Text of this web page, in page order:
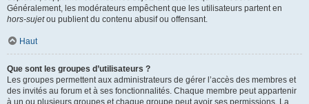
Généralement, les modérateurs empêchent que les utilisateurs partent en
hors-sujetou publient du contenu abusif ou offensant.
Haut
Que sont les groupes d’utilisateurs ?
Les groupes permettent aux administrateurs de gérer l’accès des membres et
des invités au forum et à ses fonctionnalités. Chaque membre peut appartenir
à un ou plusieurs groupes et chaque groupe peut avoir ses permissions. La